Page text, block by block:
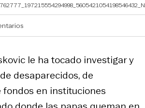
le ha tocado investigar y
desaparecidos, de
fondos en instituciones